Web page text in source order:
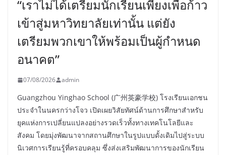
“เราไม่ได้เตรียมนักเรียนเพียงเพื่อก้าว
เข้าสู่มหาวิทยาลัยเท่านั้น แต่ยัง
เตรียมพวกเขาให้พร้อมเป็นผู้กำหนด
อนาคต”
07/08/2026 admin
Guangzhou Yinghao School (广州英豪学校) โรงเรียนเอกชน
ประจำในนครกว่างโจว เปิดเผยวิสัยทัศน์ด้านการศึกษาสำหรับ
ยุคแห่งการเปลี่ยนแปลงอย่างรวดเร็วทั้งทางเทคโนโลยีและ
สังคม โดยมุ่งพัฒนาจากสถานศึกษาในรูปแบบดั้งเดิมไปสู่ระบบ
นิเวศการเรียนรู้ที่ครอบคลุม ซึ่งส่งเสริมพัฒนาการของนักเรียน